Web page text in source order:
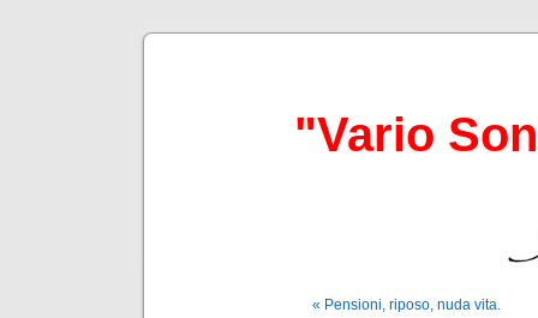
"Vario
« Pensioni, riposo, nuda vita.